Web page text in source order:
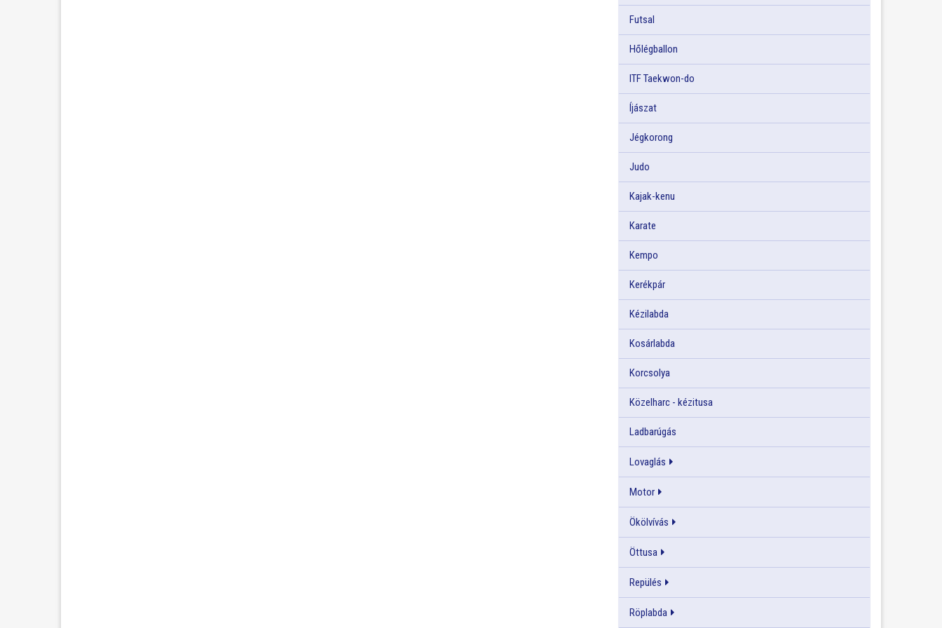
Futsal
Hőlégballon
ITF Taekwon-do
Íjászat
Jégkorong
Judo
Kajak-kenu
Karate
Kempo
Kerékpár
Kézilabda
Kosárlabda
Korcsolya
Közelharc - kézitusa
Ladbarúgás
Lovaglás
Motor
Ökölvívás
Öttusa
Repülés
Röplabda